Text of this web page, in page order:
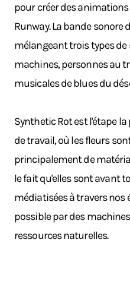
pour créer des animations
Runway. La bande sonore
mélangeant trois types
machines, personnes au
musicales de blues du
Synthetic Rot est l'étape
de travail, où les fleurs
principalement de
le fait qu'elles sont avant
médiatisées à travers nos
possible par des
ressources naturelles.